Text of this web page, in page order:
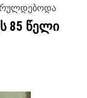
85 წელი